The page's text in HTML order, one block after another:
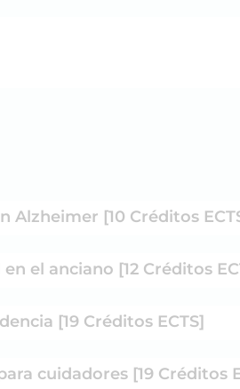
Alzheimer [10 Créditos
el anciano [12 Créditos
[19 Créditos ECTS]
cuidadores [19 Créditos